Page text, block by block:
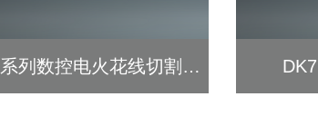
DK77系列数控电火花线切割机床